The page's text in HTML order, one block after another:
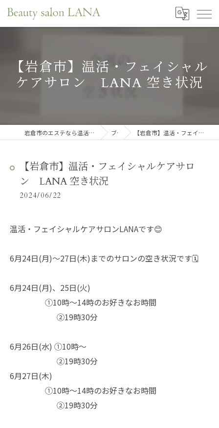
【岩倉市】温活・フェイシャル
ケアサロン LANA 空き状況
岩倉市のエステなら温活・肌育・口元リフレサロンLANA ブログ 【岩倉市】温活・フェイシャルケアサロン LANA 空き状況
【岩倉市】温活・フェイシャルケアサロ
ン LANA 空き状況
2024/06/22
温活・フェイシャルケアサロンLANAです😊
6月24日(月)〜27日(木)までのサロンの空き状況です🗓️
6月24日(月)、25日(火)
①10時〜14時のお好きなお時間
②19時30分
6月26日(水) ①10時〜
②19時30分
6月27日(木)
①10時〜14時のお好きなお時間
②19時30分